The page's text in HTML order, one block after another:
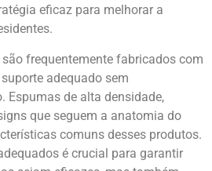
eficaz para melhorar a
frequentemente fabricados com
adequado sem
Espumas de alta densidade,
que seguem a anatomia do
comuns desses produtos.
é crucial para garantir